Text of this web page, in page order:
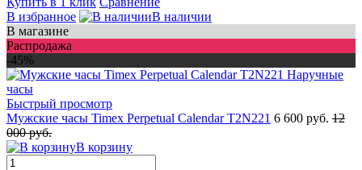
В избранное
В наличии
В магазине
Распродажа
-45%
Быстрый просмотр
Мужские часы Timex Perpetual Calendar T2N221 6 600 руб. 12
000 руб.
В корзину